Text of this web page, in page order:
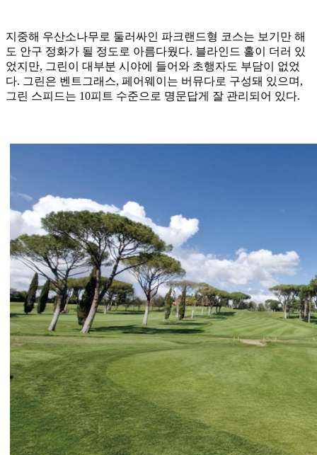
지중해 우산소나무로 둘러싸인 파크랜드형 코스는 보기만 해
도 안구 정화가 될 정도로 아름다웠다. 블라인드 홀이 더러 있
었지만, 그린이 대부분 시야에 들어와 초행자도 부담이 없었
다. 그린은 벤트그래스, 페어웨이는 버뮤다로 구성돼 있으며,
그린 스피드는 10피트 수준으로 명문답게 잘 관리되어 있다.